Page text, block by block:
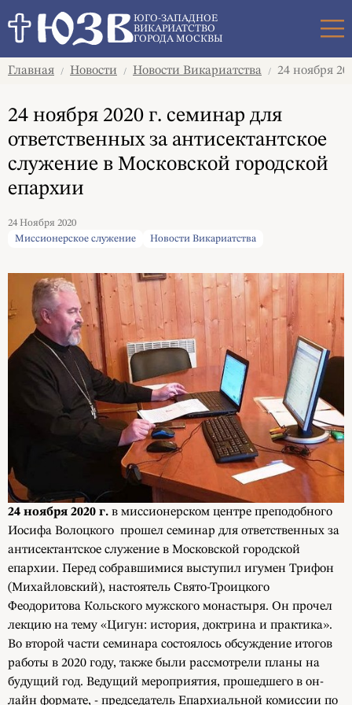
ЮГО-ЗАПАДНОЕ
ВИКАРИАТСТВО
ГОРОДА МОСКВЫ
Главная / Новости / Новости Викариатства / 24 ноября
24 ноября 2020 г. семинар для
ответственных за антисектантское
служение в Московской городской
епархии
24 Ноября 2020
Миссионерское служение
Новости Викариатства
24 ноября 2020 г. в миссионерском центре преподобного
Иосифа Волоцкого прошел семинар для ответственных за
антисектантское служение в Московской городской
епархии. Перед собравшимися выступил игумен Трифон
(Михайловский), настоятель Свято-Троицкого
Феодоритова Кольского мужского монастыря. Он прочел
лекцию на тему «Цигун: история, доктрина и практика».
Во второй части семинара состоялось обсуждение итогов
работы в 2020 году, также были рассмотрели планы на
будущий год. Ведущий мероприятия, прошедшего в он-
лайн формате, - председатель Епархиальной комиссии по